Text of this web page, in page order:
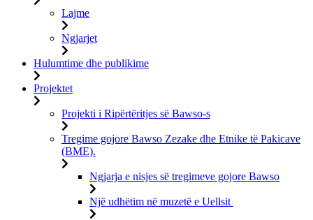
Lajme
Ngjarjet
Hulumtime dhe publikime
Projektet
Projekti i Ripërtëritjes së Bawso-s
Tregime gojore Bawso Zezake dhe Etnike të Pakicave
(BME).
Ngjarja e nisjes së tregimeve gojore Bawso
Një udhëtim në muzetë e Uellsit